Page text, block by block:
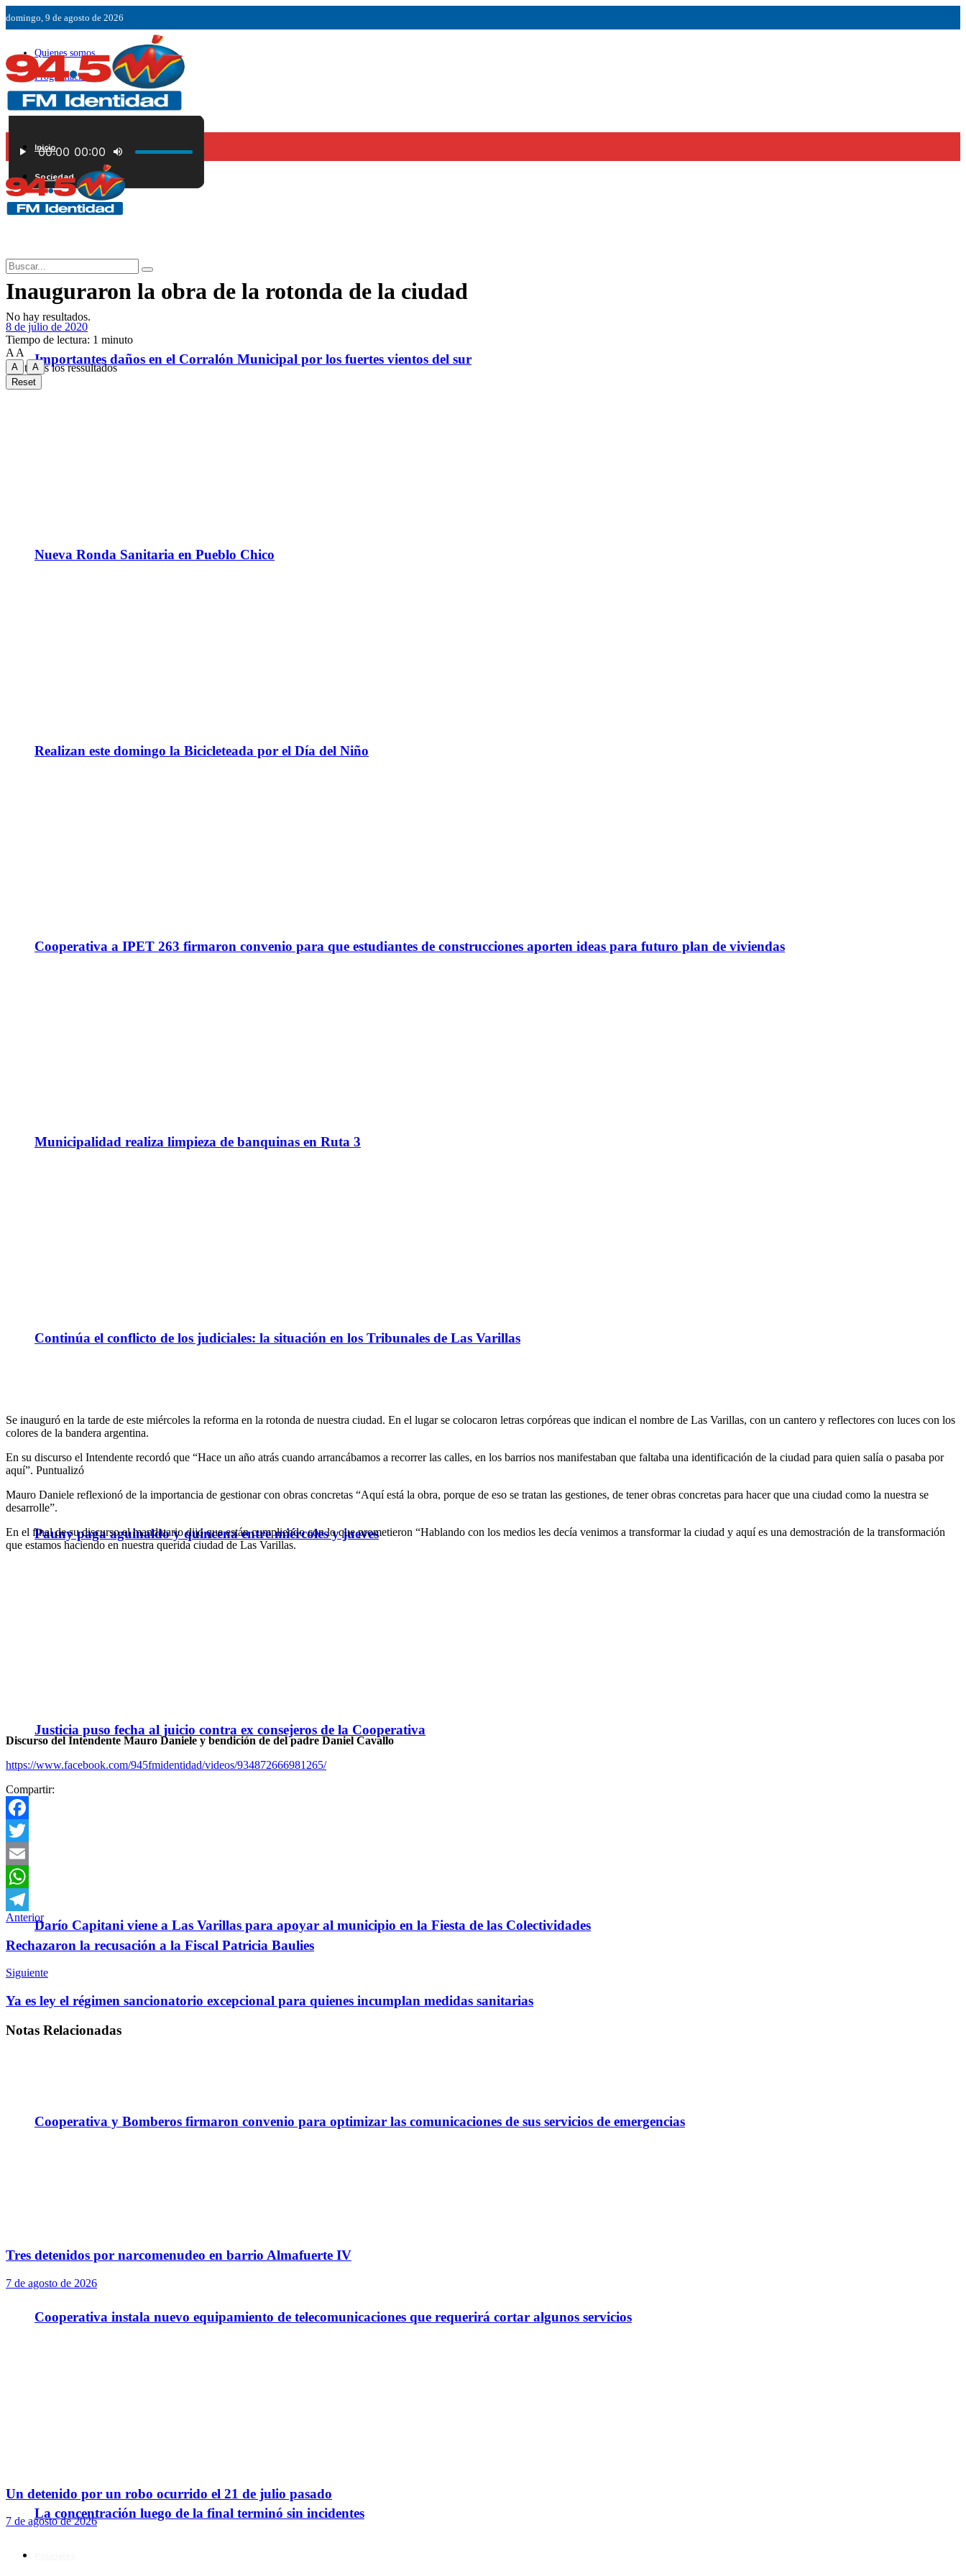
domingo, 9 de agosto de 2026
Quienes somos
Programación
Ubicación
Contáctenos
Inicio
Sociedad
Importantes daños en el Corralón Municipal por los fuertes vientos del sur
Nueva Ronda Sanitaria en Pueblo Chico
Realizan este domingo la Bicicleteada por el Día del Niño
Cooperativa a IPET 263 firmaron convenio para que estudiantes de construcciones aporten ideas para futuro plan de viviendas
Municipalidad realiza limpieza de banquinas en Ruta 3
Continúa el conflicto de los judiciales: la situación en los Tribunales de Las Varillas
Pauny paga aguinaldo y quincena entre miércoles y jueves
Justicia puso fecha al juicio contra ex consejeros de la Cooperativa
Darío Capitani viene a Las Varillas para apoyar al municipio en la Fiesta de las Colectividades
Cooperativa y Bomberos firmaron convenio para optimizar las comunicaciones de sus servicios de emergencias
Cooperativa instala nuevo equipamiento de telecomunicaciones que requerirá cortar algunos servicios
La concentración luego de la final terminó sin incidentes
No hay resultados.
Ver todos los ressultados
Inauguraron la obra de la rotonda de la ciudad
8 de julio de 2020
Tiempo de lectura: 1 minuto
A A
A
A
Reset
Se inauguró en la tarde de este miércoles la reforma en la rotonda de nuestra ciudad. En el lugar se colocaron letras corpóreas que indican el nombre de Las Varillas, con un cantero y reflectores con luces con los
colores de la bandera argentina.
En su discurso el Intendente recordó que “Hace un año atrás cuando arrancábamos a recorrer las calles, en los barrios nos manifestaban que faltaba una identificación de la ciudad para quien salía o pasaba por
aquí”. Puntualizó
Mauro Daniele reflexionó de la importancia de gestionar con obras concretas “Aquí está la obra, porque de eso se tratan las gestiones, de tener obras concretas para hacer que una ciudad como la nuestra se
desarrolle”.
En el final de su discurso el mandatario dijo que están cumpliendo con lo que prometieron “Hablando con los medios les decía venimos a transformar la ciudad y aquí es una demostración de la transformación
que estamos haciendo en nuestra querida ciudad de Las Varillas.
Discurso del Intendente Mauro Daniele y bendición de del padre Daniel Cavallo
https://www.facebook.com/945fmidentidad/videos/934872666981265/
Compartir:
Facebook
Twitter
Email
WhatsApp
Telegram
Anterior
Rechazaron la recusación a la Fiscal Patricia Baulies
Siguiente
Ya es ley el régimen sancionatorio excepcional para quienes incumplan medidas sanitarias
Notas Relacionadas
Tres detenidos por narcomenudeo en barrio Almafuerte IV
7 de agosto de 2026
Un detenido por un robo ocurrido el 21 de julio pasado
7 de agosto de 2026